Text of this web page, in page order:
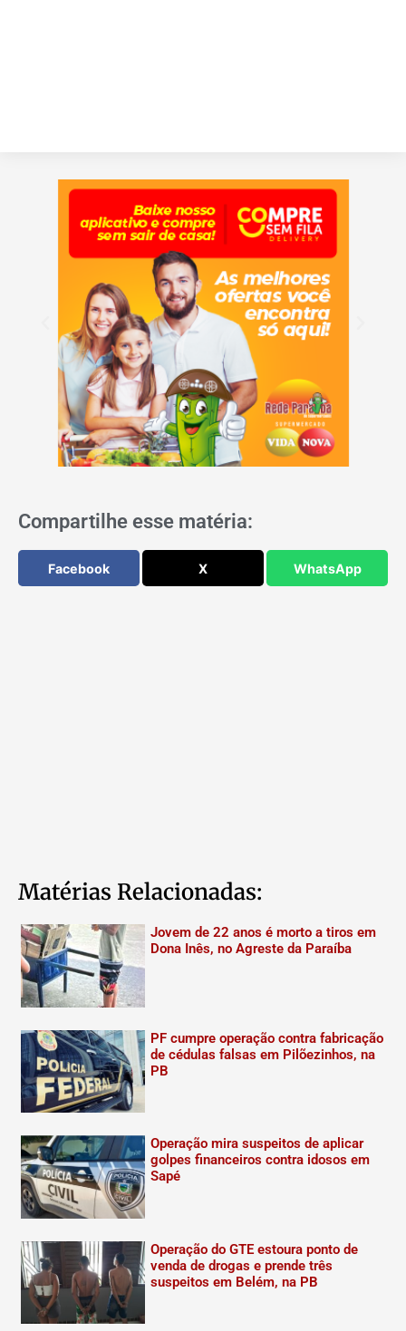
Compartilhe esse matéria:
Facebook X WhatsApp
Matérias Relacionadas:
Jovem de 22 anos é morto a tiros em
Dona Inês, no Agreste da Paraíba
PF cumpre operação contra fabricação
de cédulas falsas em Pilõezinhos, na
PB
Operação mira suspeitos de aplicar
golpes financeiros contra idosos em
Sapé
Operação do GTE estoura ponto de
venda de drogas e prende três
suspeitos em Belém, na PB